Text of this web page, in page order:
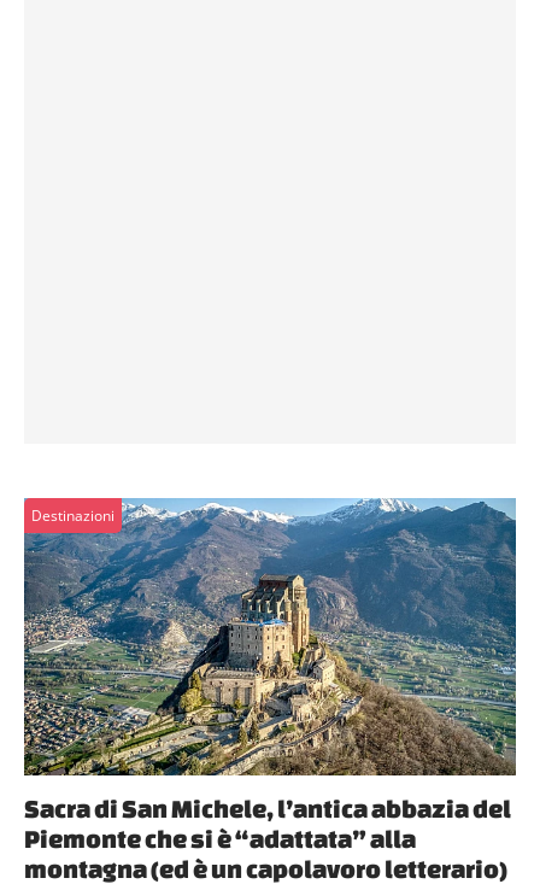
Destinazioni
Sacra di San Michele, l’antica abbazia del
Piemonte che si è “adattata” alla
montagna (ed è un capolavoro letterario)